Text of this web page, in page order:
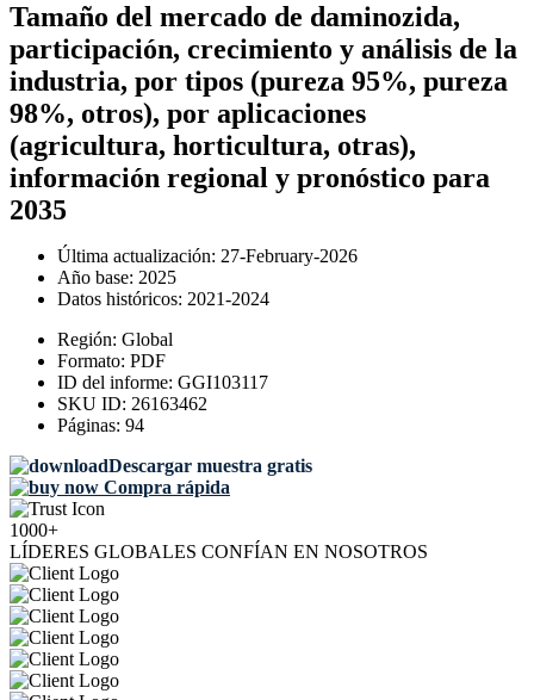
Tamaño del mercado de daminozida,
participación, crecimiento y análisis de la
industria, por tipos (pureza 95%, pureza
98%, otros), por aplicaciones
(agricultura, horticultura, otras),
información regional y pronóstico para
2035
Última actualización: 27-February-2026
Año base: 2025
Datos históricos: 2021-2024
Región: Global
Formato: PDF
ID del informe: GGI103117
SKU ID: 26163462
Páginas: 94
Descargar muestra gratis
Compra rápida
1000+
LÍDERES GLOBALES CONFÍAN EN NOSOTROS